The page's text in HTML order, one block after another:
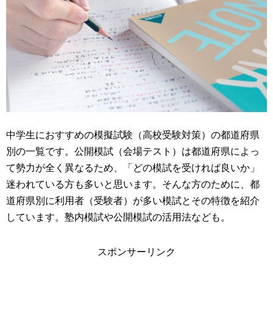
中学生におすすめの模擬試験（高校受験対策）の都道府県
別の一覧です。公開模試（会場テスト）は都道府県によっ
て勢力が全く異なるため、「どの模試を受ければ良いか」
迷われている方も多いと思います。そんな方のために、都
道府県別に利用者（受験者）が多い模試とその特徴を紹介
しています。塾内模試や公開模試の活用法なども。
スポンサーリンク